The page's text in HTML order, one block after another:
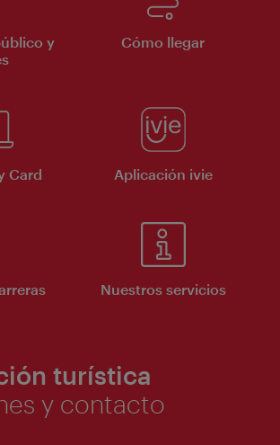
y
Cómo llegar
Card Aplicación ivie
Nuestros servicios
turística
y contacto